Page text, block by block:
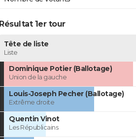
Résultat 1er tour
Tête de liste
Liste
Dominique Potier (Ballotage)
Union de la gauche
Louis-Joseph Pecher (Ballotage)
Extrême droite
Quentin Vinot
Les Républicains